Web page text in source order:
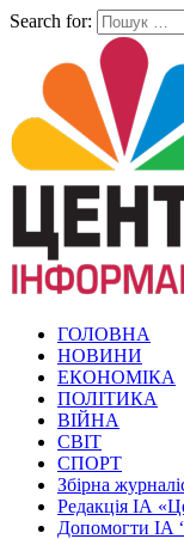
Search for:
ГОЛОВНА
НОВИНИ
ЕКОНОМІКА
ПОЛІТИКА
ВІЙНА
СВІТ
СПОРТ
Збірна
Редакція ІА
Допомогти ІА